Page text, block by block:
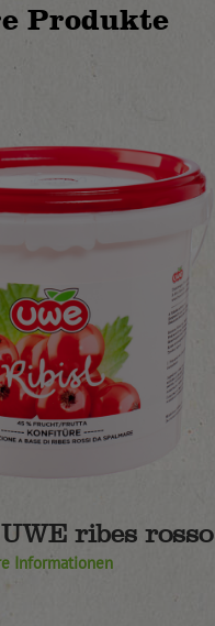
Produkte
ribes rosso
Informationen